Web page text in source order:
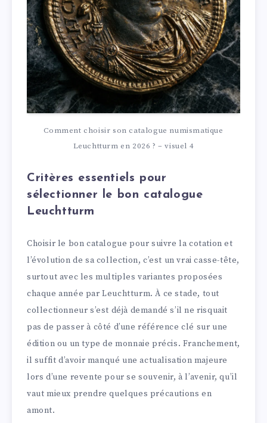
Comment choisir son catalogue numismatique
Leuchtturm en 2026 ? – visuel 4
Critères essentiels pour
sélectionner le bon catalogue
Leuchtturm
Choisir le bon catalogue pour suivre la cotation et
l’évolution de sa collection, c’est un vrai casse-tête,
surtout avec les multiples variantes proposées
chaque année par Leuchtturm. À ce stade, tout
collectionneur s’est déjà demandé s’il ne risquait
pas de passer à côté d’une référence clé sur une
édition ou un type de monnaie précis. Franchement,
il suffit d’avoir manqué une actualisation majeure
lors d’une revente pour se souvenir, à l’avenir, qu’il
vaut mieux prendre quelques précautions en
amont.